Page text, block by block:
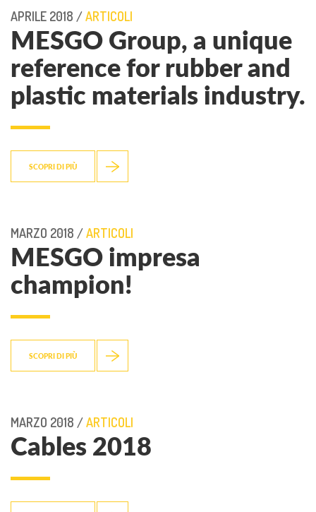
APRILE 2018 /ARTICOLI
MESGO Group, a unique
reference for rubber and
plastic materials industry.
SCOPRI DI PIÙ
MARZO 2018 /ARTICOLI
MESGO impresa
champion!
SCOPRI DI PIÙ
MARZO 2018 /ARTICOLI
Cables 2018